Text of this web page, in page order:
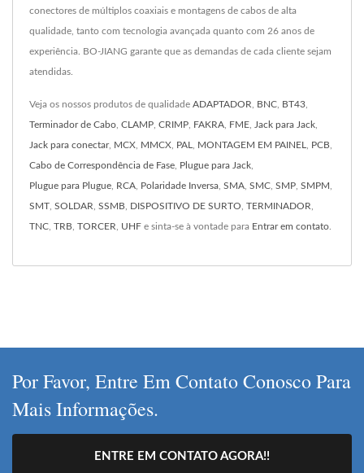
conectores de múltiplos coaxiais e montagens de cabos de alta
qualidade, tanto com tecnologia avançada quanto com 26 anos de
experiência. BO-JIANG garante que as demandas de cada cliente sejam
atendidas.
Veja os nossos produtos de qualidade ADAPTADOR BNC BT43
Terminador de Cabo CLAMP CRIMP FAKRA FME Jack para Jack
Jack para conectar, MCX MMCX PAL MONTAGEM EM PAINEL PCB
Cabo de Correspondência de Fase Plugue para Jack
Plugue para Plugue RCA Polaridade Inversa SMA SMC SMP SMPM
SMT SOLDAR SSMB DISPOSITIVO DE SURTO TERMINADOR
TNC TRB TORCER UHF e sinta-se à vontade para Entrar em contato
Por Favor, Entre Em Contato Conosco Para
Mais Informações.
ENTRE EM CONTATO AGORA!!